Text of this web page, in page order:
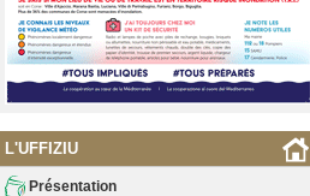
L'UFFIZIU
Présentation